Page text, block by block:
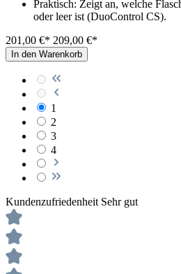
Praktisch: Zeigt an, welche
oder leer ist (DuoControl CS).
201,00 €* 209,00 €*
In den Warenkorb
1
2
3
4
Kundenzufriedenheit Sehr gut